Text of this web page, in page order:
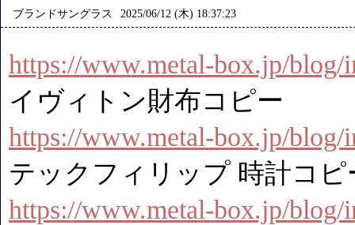
ブランドサングラス 2025/06/12 (木) 18:37:23
https://www.metal-box.jp/blog/
イヴィトン財布コピー
https://www.metal-box.jp/blog/
テックフィリップ 時計コピ
https://www.metal-box.jp/blog/